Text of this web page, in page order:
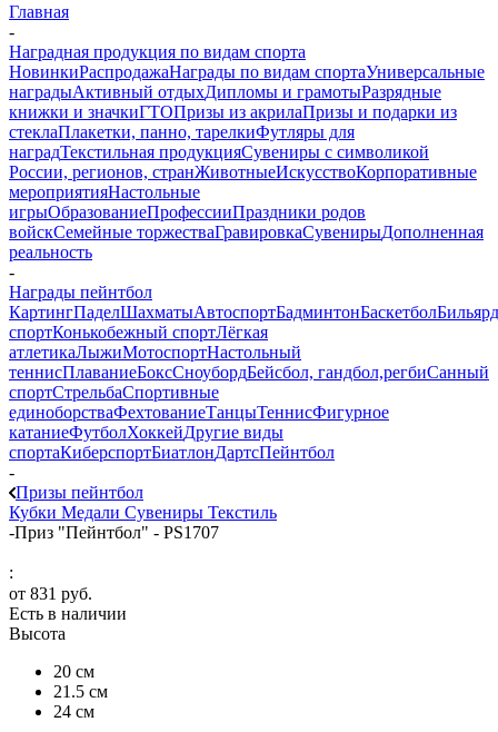
Главная
-
Наградная продукция по видам спорта
НовинкиРаспродажаНаграды по видам спортаУниверсальные
наградыАктивный отдыхДипломы и грамотыРазрядные
книжки и значкиГТОПризы из акрилаПризы и подарки из
стеклаПлакетки, панно, тарелкиФутляры для
наградТекстильная продукцияСувениры с символикой
России, регионов, странЖивотныеИскусствоКорпоративные
мероприятияНастольные
игрыОбразованиеПрофессииПраздники родов
войскСемейные торжестваГравировкаСувенирыДополненная
реальность
-
Награды пейнтбол
КартингПаделШахматыАвтоспортБадминтонБаскетболБильярд
спортКонькобежный спортЛёгкая
атлетикаЛыжиМотоспортНастольный
теннисПлаваниеБоксСноубордБейсбол, гандбол,регбиСанный
спортСтрельбаСпортивные
единоборстваФехтованиеТанцыТеннисФигурное
катаниеФутболХоккейДругие виды
спортаКиберспортБиатлонДартсПейнтбол
-
Призы пейнтбол
Кубки Медали Сувениры Текстиль
-Приз "Пейнтбол" - PS1707
:
от 831 руб.
Есть в наличии
Высота
20 см
21.5 см
24 см